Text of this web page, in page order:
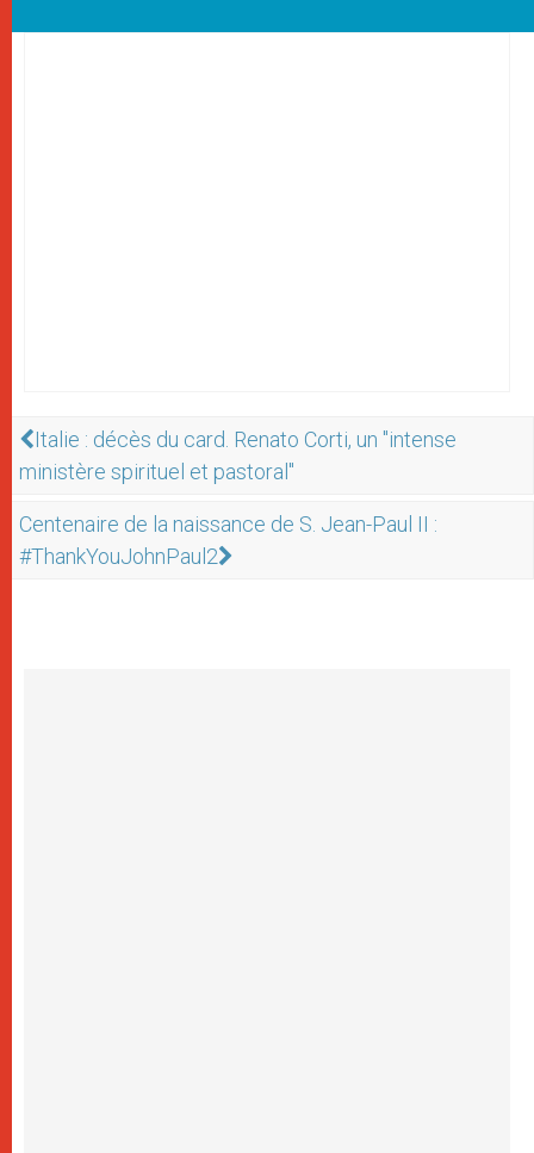
Italie : décès du card. Renato Corti, un "intense
ministère spirituel et pastoral"
Centenaire de la naissance de S. Jean-Paul II :
#ThankYouJohnPaul2